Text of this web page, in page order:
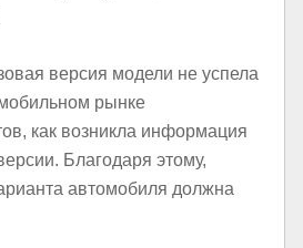
версия модели не успела
рынке
как возникла информация
Благодаря этому,
автомобиля должна